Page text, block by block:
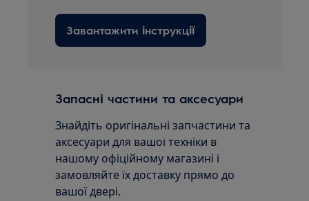
Завантажити інструкції
Запасні частини та аксесуари
Знайдіть оригінальні запчастини та
аксесуари для вашої техніки в
нашому офіційному магазині і
замовляйте їх доставку прямо до
вашої двері.